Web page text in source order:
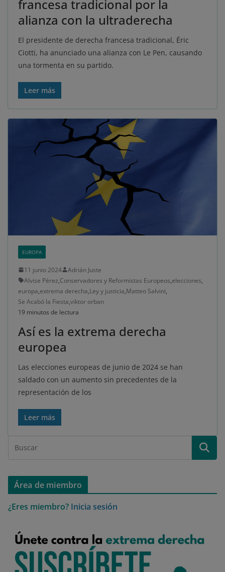
francesa tradicional por la
alianza con la ultraderecha
El presidente de derecha francesa tradicional, Éric
Ciotti, ha anunciado una alianza con Le Pen, causando
una tormenta en su partido.
Leer más
EUROPA
11 junio 2024
Adrián Juste
Alvise Pérez,Conservadores y Reformistas Europeos,elecciones,
europa,extrema derecha,Ley y justicia,Matteo Salvini,
Se Acabó la Fiesta,viktor orban
19 minutos de lectura
Así es la extrema derecha
europea
Las elecciones europeas de junio de 2024 se han
saldado con un aumento sin precedentes de la
representación de los
Leer más
Área de miembro
¿Eres miembro? Inicia sesión